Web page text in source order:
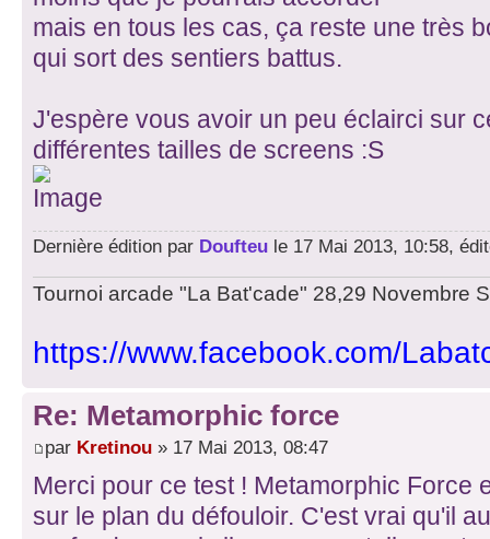
mais en tous les cas, ça reste une très
qui sort des sentiers battus.
J'espère vous avoir un peu éclairci sur
différentes tailles de screens :S
Dernière édition par Doufteu le 17 Mai 2013, 10:58,
Tournoi arcade "La Bat'cade" 28,29 Novembre
https://www.facebook.com/
Re: Metamorphic force
par Kretinou » 17 Mai 2013, 08:47
Merci pour ce test ! Metamorphic Force
sur le plan du défouloir. C'est vrai qu'il